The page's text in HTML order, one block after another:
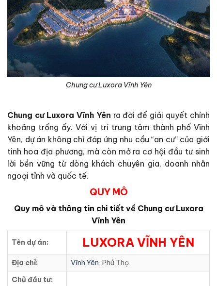
Chung cư Luxora Vĩnh Yên
Chung cư Luxora Vĩnh Yên ra đời để giải quyết chính
khoảng trống ấy. Với vị trí trung tâm thành phố Vĩnh
Yên, dự án không chỉ đáp ứng nhu cầu “an cư” của giới
tinh hoa địa phương, mà còn mở ra cơ hội đầu tư sinh
lời bền vững từ dòng khách chuyên gia, doanh nhân
ngoại tỉnh và quốc tế.
QUY MÔ
Quy mô và thông tin chi tiết về Chung cư Luxora
Vĩnh Yên
Tên dự án: LUXORA VĨNH YÊN
Địa chỉ: Vĩnh Yên, Phú Thọ
Chủ đầu tư: